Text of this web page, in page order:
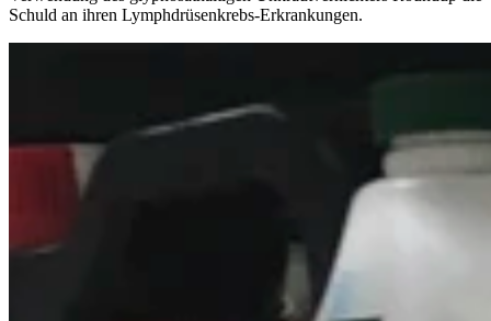
Schuld an ihren Lymphdrüsenkrebs-Erkrankungen.